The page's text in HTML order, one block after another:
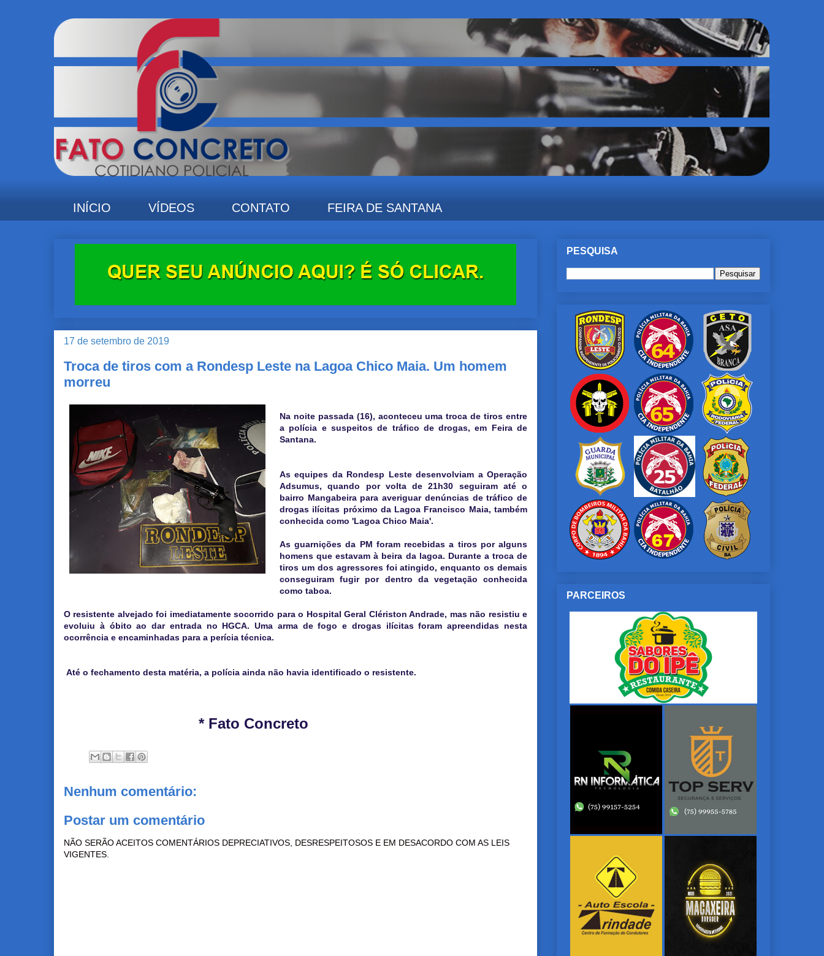
INÍCIO VÍDEOS CONTATO FEIRA DE SANTANA
17 de setembro de 2019
Troca de tiros com a Rondesp Leste na Lagoa Chico Maia. Um homem
morreu
Na noite passada (16), aconteceu uma troca de tiros entre
a polícia e suspeitos de tráfico de drogas, em Feira de
Santana.
As equipes da Rondesp Leste desenvolviam a Operação
Adsumus, quando por volta de 21h30 seguiram até o
bairro Mangabeira para averiguar denúncias de tráfico de
drogas ilícitas próximo da Lagoa Francisco Maia, também
conhecida como 'Lagoa Chico Maia'.
As guarnições da PM foram recebidas a tiros por alguns
homens que estavam à beira da lagoa. Durante a troca de
tiros um dos agressores foi atingido, enquanto os demais
conseguiram fugir por dentro da vegetação conhecida
como taboa.
O resistente alvejado foi imediatamente socorrido para o Hospital Geral Clériston Andrade, mas não resistiu e
evoluiu à óbito ao dar entrada no HGCA. Uma arma de fogo e drogas ilícitas foram apreendidas nesta
ocorrência e encaminhadas para a perícia técnica.
Até o fechamento desta matéria, a polícia ainda não havia identificado o resistente.
* Fato Concreto
Nenhum comentário:
Postar um comentário
NÃO SERÃO ACEITOS COMENTÁRIOS DEPRECIATIVOS, DESRESPEITOSOS E EM DESACORDO COM AS LEIS
VIGENTES.
PESQUISA
PARCEIROS